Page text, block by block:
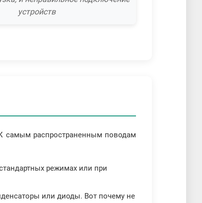
устройств
самым распространенным поводам
режимах или при
или диоды. Вот почему не